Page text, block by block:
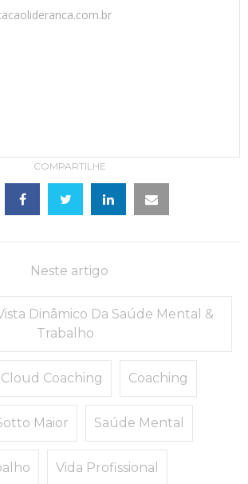
COMPARTILHE
Neste artigo
Dinâmico Da Saúde Mental &
Trabalho
Cloud Coaching Coaching
Maior Saúde Mental
Vida Profissional